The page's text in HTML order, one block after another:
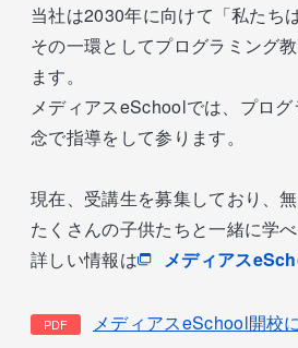
当社は2030年に向けて「私たち
その一環としてプログラミング
ます。
メディアスeSchoolでは、プロ
念で指導をして参ります。
現在、受講生を募集しており、
たくさんの子供たちと一緒に学
詳しい情報は
メディアス
メディアスeSchool開校